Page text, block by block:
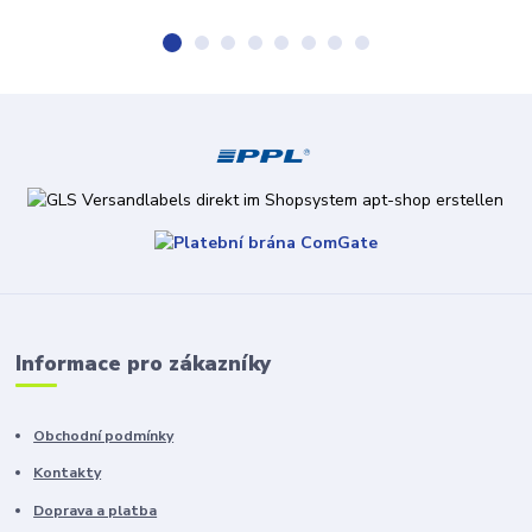
Informace pro zákazníky
Obchodní podmínky
Kontakty
Doprava a platba